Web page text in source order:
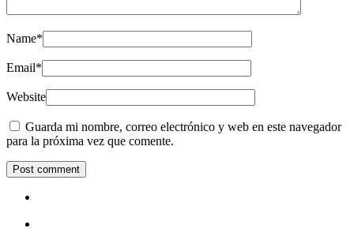
Name*
Email*
Website
Guarda mi nombre, correo electrónico y web en este navegador
para la próxima vez que comente.